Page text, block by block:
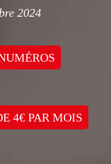
2024
4€ PAR MOIS